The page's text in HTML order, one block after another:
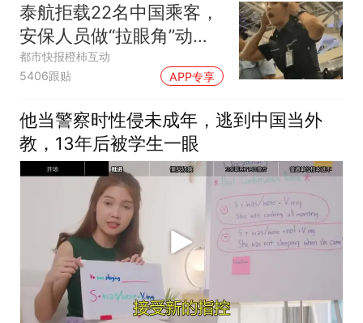
泰航拒载22名中国乘客，
安保人员做“拉眼角”动
作，泰国机场最新回应：
拒绝登机决定由航司作
出；亲历者：曾承诺免费
改签但没兑现
都市快报橙柿互动
5406跟贴
APP专享
他当警察时性侵未成年，逃到中国当外
教，13年后被学生一眼